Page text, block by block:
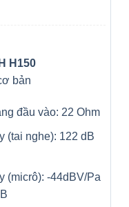
H150
bản
đầu vào: 22 Ohm
(tai nghe): 122 dB
(micrô): -44dBV/Pa